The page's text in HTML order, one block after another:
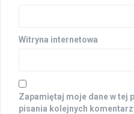
Witryna internetowa
Zapamiętaj moje dane w tej
pisania kolejnych